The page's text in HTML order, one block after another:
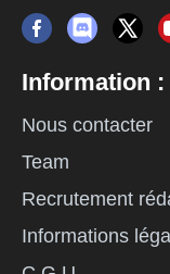
Information :
Nous contacter
Team
Recrutement
Informations